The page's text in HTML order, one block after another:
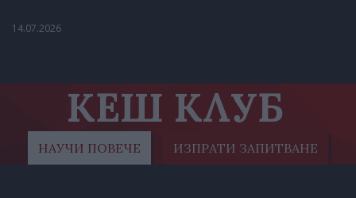
14.07.2026
КЕШ КЛУБ
НАУЧИ ПОВЕЧЕ ИЗПРАТИ ЗАПИТВАНЕ